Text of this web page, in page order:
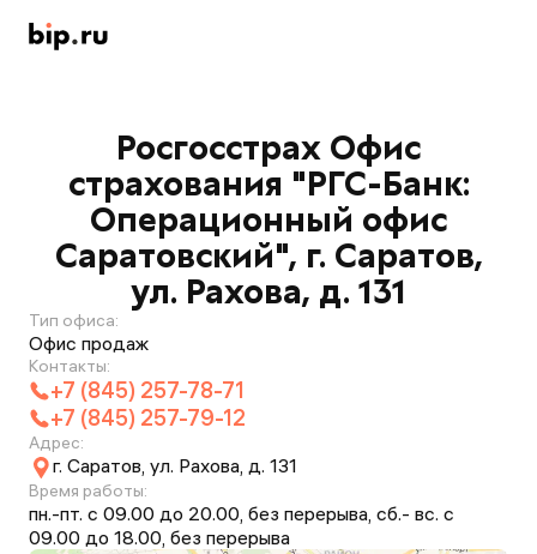
Росгосстрах Офис
страхования "РГС-Банк:
Операционный офис
Саратовский", г. Саратов,
ул. Рахова, д. 131
Тип офиса:
Офис продаж
Контакты:
+7 (845) 257-78-71
+7 (845) 257-79-12
Адрес:
г. Саратов, ул. Рахова, д. 131
Время работы:
пн.-пт. с 09.00 до 20.00, без перерыва, сб.- вс. с
09.00 до 18.00, без перерыва